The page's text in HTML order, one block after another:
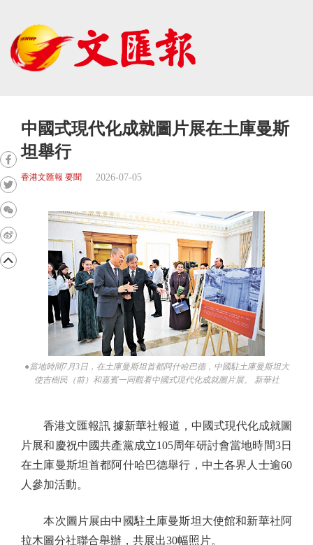
中國式現代化成就圖片展在土庫曼斯
坦舉行
香港文匯報 要聞 2026-07-05
●當地時間7月3日，在土庫曼斯坦首都阿什哈巴德，中國駐土庫曼斯坦大
使吉樹民（前）和嘉賓一同觀看中國式現代化成就圖片展。 新華社
香港文匯報訊 據新華社報道，中國式現代化成就圖
片展和慶祝中國共產黨成立105周年研討會當地時間3日
在土庫曼斯坦首都阿什哈巴德舉行，中土各界人士逾60
人參加活動。
本次圖片展由中國駐土庫曼斯坦大使館和新華社阿
拉木圖分社聯合舉辦，共展出30幅照片。